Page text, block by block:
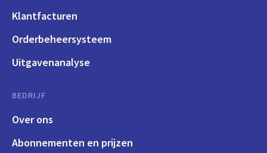
Klantfacturen
Orderbeheersysteem
Uitgavenanalyse
BEDRIJF
Over ons
Abonnementen en prijzen